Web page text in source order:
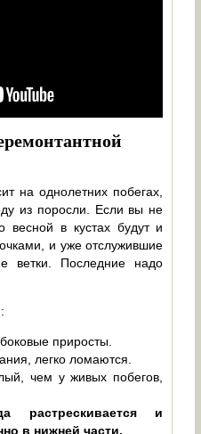
на однолетних побегах,
из поросли. Если вы не
весной в кустах будут и
и уже отслужившие
ветки. Последние надо
приросты.
легко ломаются.
чем у живых побегов,
растрескивается и
в нижней части.